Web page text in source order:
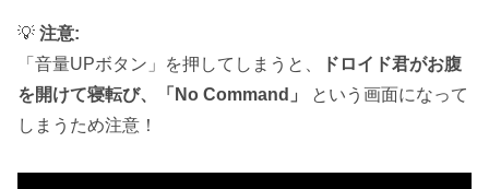
💡 注意:
「音量UPボタン」を押してしまうと、
ドロイド君がお腹
を開けて寝転び、「No Command」
という画面になって
しまうため注意！